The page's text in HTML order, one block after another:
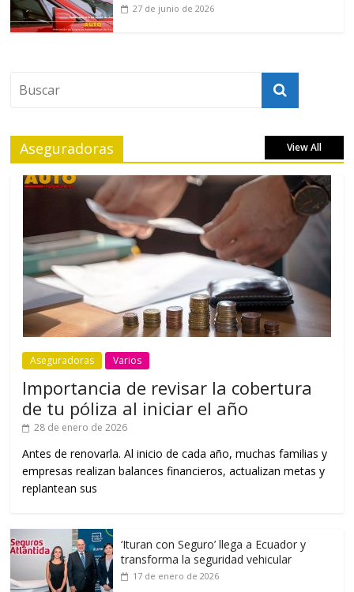
27 de junio de 2026
Aseguradoras View All
Aseguradoras Varios
Importancia de revisar la cobertura
de tu póliza al iniciar el año
28 de enero de 2026
Antes de renovarla. Al inicio de cada año, muchas familias y
empresas realizan balances financieros, actualizan metas y
replantean sus
‘Ituran con Seguro’ llega a Ecuador y
transforma la seguridad vehicular
17 de enero de 2026